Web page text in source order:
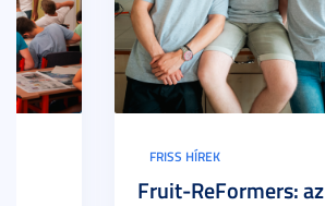
FRISS HÍREK
Fruit-ReFormers: az